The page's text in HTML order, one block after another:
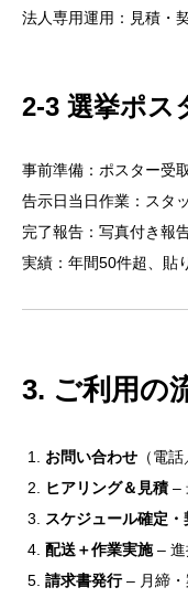
法人専用運用：見積・
2-3 選挙ポス
事前準備：ポスター受
告示日当日作業：スタ
完了報告：写真付き報
実績：年間50件超、貼
3. ご利用の
お問い合わせ （電
ヒアリング＆見積 –
スケジュール確定・
配送＋作業実施– 進
請求書発行– 月締・